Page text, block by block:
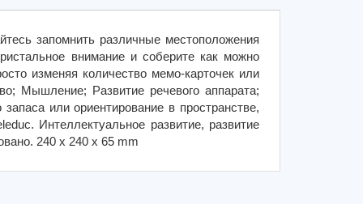
запомнить различные местоположения
внимание и соберите как можно
изменяя количество мемо-карточек или
Мышление; Развитие речевого аппарата;
или ориентирование в пространстве,
Интеллектуальное развитие, развитие
240 x 240 x 65 mm